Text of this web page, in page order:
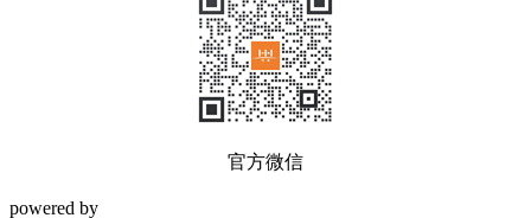
官方微信
powered by